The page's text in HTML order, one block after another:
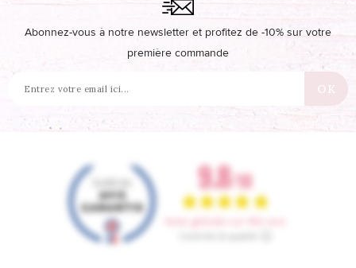
Abonnez-vous à notre newsletter et profitez de -10% sur votre
première commande